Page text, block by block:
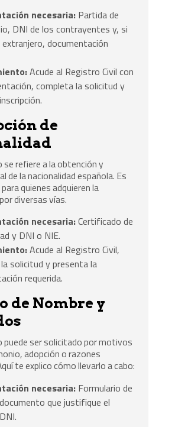
necesaria: Partida de
DNI de los contrayentes y, si
documentación
Acude al Registro Civil con
completa la solicitud y
de
refiere a la obtención y
de la nacionalidad española. Es
quienes adquieren la
diversas vías.
necesaria:Certificado de
y DNI o NIE.
Acude al Registro Civil,
solicitud y presenta la
requerida.
de Nombre y
puede ser solicitado por motivos
adopción o razones
te explico cómo llevarlo a cabo:
necesaria: Formulario de
que justifique el